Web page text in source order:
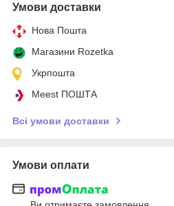
Умови доставки
Нова Пошта
Магазини Rozetka
Укрпошта
Meest ПОШТА
Всі умови доставки
Умови оплати